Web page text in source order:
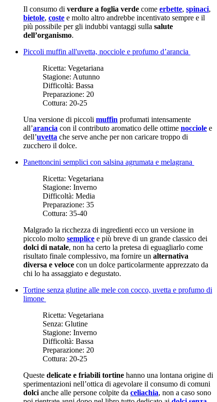
Il consumo di verdure a foglia verde come erbette, spinaci,
bietole, coste e molto altro andrebbe incentivato sempre e il
più possibile per gli indubbi vantaggi sulla salute
dell’organismo.
Piccoli muffin all'uvetta, nocciole e profumo d’arancia
Ricetta: Vegetariana
Stagione: Autunno
Difficoltà: Bassa
Preparazione: 20
Cottura: 20-25
Una versione di piccoli muffin profumati intensamente
all’arancia con il contributo aromatico delle ottime nocciole e
dell’uvetta che serve anche per non caricare troppo di
zucchero il dolce.
Panettoncini semplici con salsina agrumata e melagrana
Ricetta: Vegetariana
Stagione: Inverno
Difficoltà: Media
Preparazione: 35
Cottura: 35-40
Malgrado la ricchezza di ingredienti ecco un versione in
piccolo molto semplice e più breve di un grande classico dei
dolci di natale, non ha certo la pretesa di eguagliarlo come
risultato finale complessivo, ma fornire un alternativa
diversa e veloce con un dolce particolarmente apprezzato da
chi lo ha assaggiato e degustato.
Tortine senza glutine alle mele con cocco, uvetta e profumo di
limone
Ricetta: Vegetariana
Senza: Glutine
Stagione: Inverno
Difficoltà: Bassa
Preparazione: 20
Cottura: 20-25
Queste delicate e friabili tortine hanno una lontana origine di
sperimentazioni nell’ottica di agevolare il consumo di comuni
dolci anche alle persone colpite da celiachia, non a caso sono